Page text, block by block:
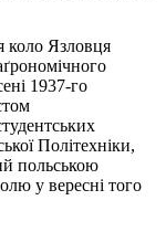
коло Язловця
1937-го
Політехніки,
польською
у вересні того